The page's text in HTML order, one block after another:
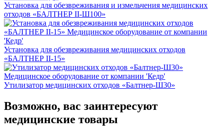
Установка для обезвреживания и измельчения медицинских
отходов «БАЛТНЕР II-Ш100»
Установка для обезвреживания медицинских отходов
«БАЛТНЕР II-15»
Утилизатор медицинских отходов «Балтнер-Ш30»
Возможно, вас заинтересуют
медицинские товары